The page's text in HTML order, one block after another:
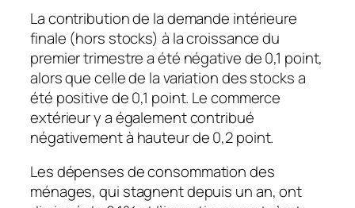
La contribution de la demande intérieure
finale (hors stocks) à la croissance du
premier trimestre a été négative de 0,1 point,
alors que celle de la variation des stocks a
été positive de 0,1 point. Le commerce
extérieur y a également contribué
négativement à hauteur de 0,2 point.
Les dépenses de consommation des
ménages, qui stagnent depuis un an, ont